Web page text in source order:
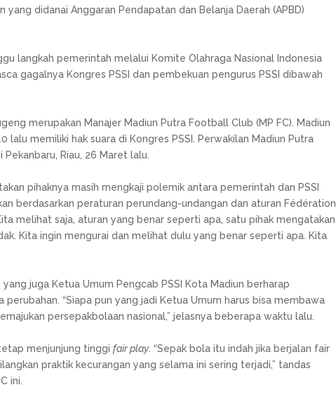
didanai Anggaran Pendapatan dan Belanja Daerah (APBD)
langkah pemerintah melalui Komite Olahraga Nasional Indonesia
gagalnya Kongres PSSI dan pembekuan pengurus PSSI dibawah
merupakan Manajer Madiun Putra Football Club (MP FC). Madiun
lalu memiliki hak suara di Kongres PSSI. Perwakilan Madiun Putra
Riau, 26 Maret lalu.
pihaknya masih mengkaji polemik antara pemerintah dan PSSI
berdasarkan peraturan perundang-undangan dan aturan Fédération
melihat saja, aturan yang benar seperti apa, satu pihak mengatakan
Kita ingin mengurai dan melihat dulu yang benar seperti apa. Kita
juga Ketua Umum Pengcab PSSI Kota Madiun berharap
“Siapa pun yang jadi Ketua Umum harus bisa membawa
persepakbolaan nasional,” jelasnya beberapa waktu lalu.
menjunjung tinggi fair play . “Sepak bola itu indah jika berjalan fair
praktik kecurangan yang selama ini sering terjadi,” tandas
ini.